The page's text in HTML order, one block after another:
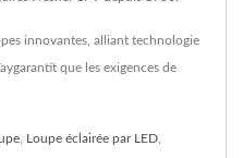
innovantes, alliant technologie
que les exigences de
Loupe éclairée par LED